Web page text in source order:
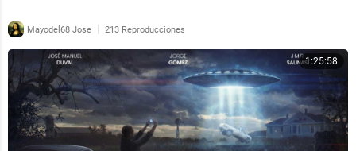
Mayodel68 Jose | 213 Reproducciones
1:25:58